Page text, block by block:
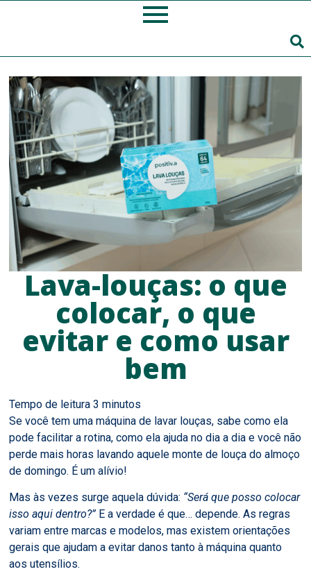
Lava-louças: o que
colocar, o que
evitar e como usar
bem
Se você tem uma máquina de lavar louças, sabe como ela
pode facilitar a rotina, como ela ajuda no dia a dia e você não
perde mais horas lavando aquele monte de louça do almoço
de domingo. É um alívio!
Mas às vezes surge aquela dúvida: “Será que posso colocar
isso aqui dentro?” E a verdade é que… depende. As regras
variam entre marcas e modelos, mas existem orientações
gerais que ajudam a evitar danos tanto à máquina quanto
aos utensílios.